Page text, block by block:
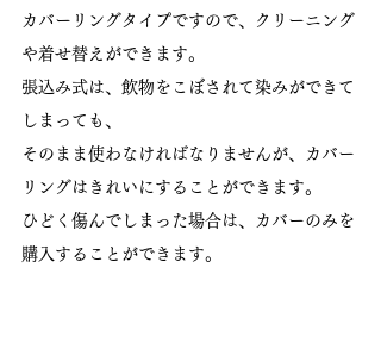
カバーリングタイプですので、クリーニング
や着せ替えができます。
張込み式は、飲物をこぼされて染みができて
しまっても、
そのまま使わなければなりませんが、カバー
リングはきれいにすることができます。
ひどく傷んでしまった場合は、カバーのみを
購入することができます。